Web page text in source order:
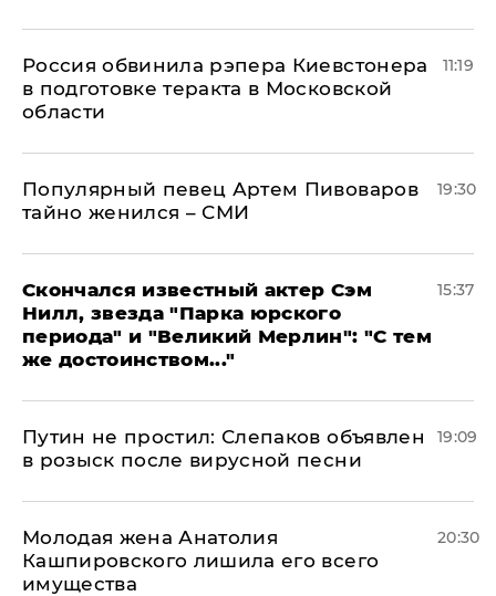
Россия обвинила рэпера Киевстонера
в подготовке теракта в Московской
области
11:19
Популярный певец Артем Пивоваров
тайно женился – СМИ
19:30
Скончался известный актер Сэм
Нилл, звезда "Парка юрского
периода" и "Великий Мерлин": "С тем
же достоинством..."
15:37
Путин не простил: Слепаков объявлен
в розыск после вирусной песни
19:09
Молодая жена Анатолия
Кашпировского лишила его всего
имущества
20:30